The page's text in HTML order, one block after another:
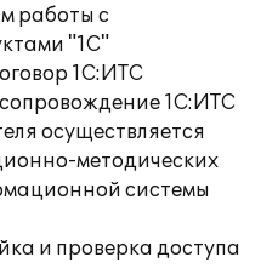
работы с
"1С"
1С:ИТС
1С:ИТС
осуществляется
методических
системы
и проверка доступа